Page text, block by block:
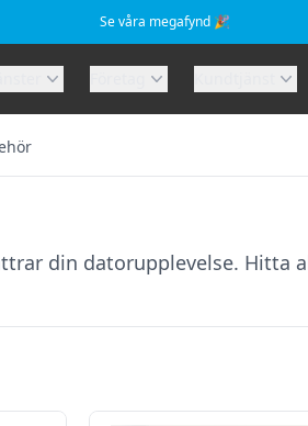
Se våra megafynd 🎉
din datorupplevelse. Hitta